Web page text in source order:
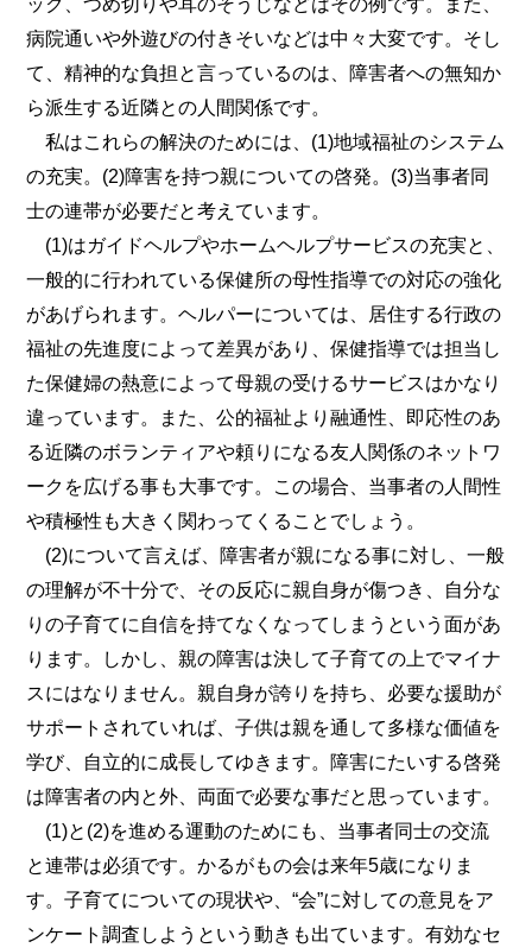
病院通いや外遊びの付きそいなどは中々大変です。そし
て、精神的な負担と言っているのは、障害者への無知か
ら派生する近隣との人間関係です。
私はこれらの解決のためには、(1)地域福祉のシステム
の充実。(2)障害を持つ親についての啓発。(3)当事者同
士の連帯が必要だと考えています。
(1)はガイドヘルプやホームヘルプサービスの充実と、
一般的に行われている保健所の母性指導での対応の強化
があげられます。ヘルパーについては、居住する行政の
福祉の先進度によって差異があり、保健指導では担当し
た保健婦の熱意によって母親の受けるサービスはかなり
違っています。また、公的福祉より融通性、即応性のあ
る近隣のボランティアや頼りになる友人関係のネットワ
ークを広げる事も大事です。この場合、当事者の人間性
や積極性も大きく関わってくることでしょう。
(2)について言えば、障害者が親になる事に対し、一般
の理解が不十分で、その反応に親自身が傷つき、自分な
りの子育てに自信を持てなくなってしまうという面があ
ります。しかし、親の障害は決して子育ての上でマイナ
スにはなりません。親自身が誇りを持ち、必要な援助が
サポートされていれば、子供は親を通して多様な価値を
学び、自立的に成長してゆきます。障害にたいする啓発
は障害者の内と外、両面で必要な事だと思っています。
(1)と(2)を進める運動のためにも、当事者同士の交流
と連帯は必須です。かるがもの会は来年5歳になりま
す。子育てについての現状や、“会”に対しての意見をア
ンケート調査しようという動きも出ています。有効なセ